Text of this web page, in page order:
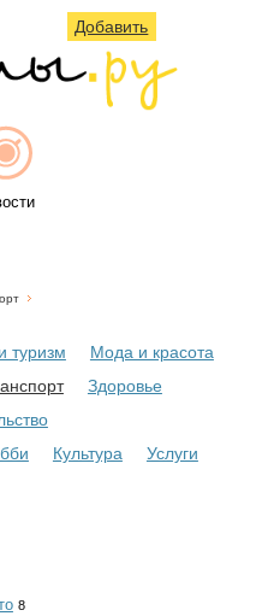
Добавить
туризм
Мода и красота
Здоровье
Культура
Услуги
8